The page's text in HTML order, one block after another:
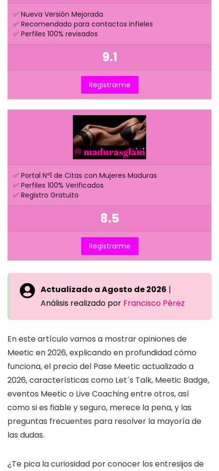
✅ Nueva Versión Mejorada
✅ Recomendado para contactos infieles
✅ Perfiles 100% revisados
9.1
Registrarme
✅ Portal Nº1 de Citas con Mujeres Maduras
✅ Perfiles 100% Verificados
✅ Registro Gratuito
8.5
Registrarme
Actualizado a Agosto de 2026 |
Análisis realizado por Francisco Pérez
En este artículo vamos a mostrar opiniones de
Meetic en 2026, explicando en profundidad cómo
funciona, el precio del Pase Meetic actualizado a
2026, características como Let´s Talk, Meetic Badge,
eventos Meetic o Live Coaching entre otros, así
como si es fiable y seguro, merece la pena, y las
preguntas frecuentes para resolver la mayoría de
las dudas.
¿Te pica la curiosidad por conocer los entresijos de